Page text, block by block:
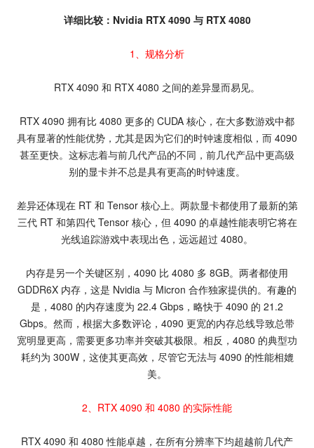
详细比较：Nvidia RTX 4090 与 RTX 4080
1、规格分析
RTX 4090 和 RTX 4080 之间的差异显而易见。
RTX 4090 拥有比 4080 更多的 CUDA 核心，在大多数游戏中都
具有显著的性能优势，尤其是因为它们的时钟速度相似，而 4090
甚至更快。这标志着与前几代产品的不同，前几代产品中更高级
别的显卡并不总是具有更高的时钟速度。
差异还体现在 RT 和 Tensor 核心上。两款显卡都使用了最新的第
三代 RT 和第四代 Tensor 核心，但 4090 的卓越性能表明它将在
光线追踪游戏中表现出色，远远超过 4080。
内存是另一个关键区别，4090 比 4080 多 8GB。两者都使用
GDDR6X 内存，这是 Nvidia 与 Micron 合作独家提供的。有趣的
是，4080 的内存速度为 22.4 Gbps，略快于 4090 的 21.2
Gbps。然而，根据大多数评论，4090 更宽的内存总线导致总带
宽明显更高，需要更多功率并突破其极限。相反，4080 的典型功
耗约为 300W，这使其更高效，尽管它无法与 4090 的性能相媲
美。
2、RTX 4090 和 4080 的实际性能
RTX 4090 和 4080 性能卓越，在所有分辨率下均超越前几代产